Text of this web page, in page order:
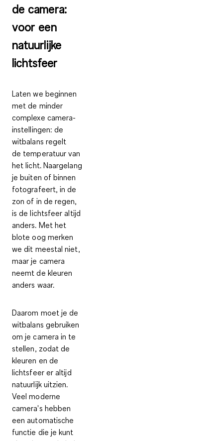
de camera:
voor een
natuurlijke
lichtsfeer
Laten we beginnen
met de minder
complexe camera-
instellingen: de
witbalans regelt
de temperatuur van
het licht. Naargelang
je buiten of binnen
fotografeert, in de
zon of in de regen,
is de lichtsfeer altijd
anders. Met het
blote oog merken
we dit meestal niet,
maar je camera
neemt de kleuren
anders waar.
Daarom moet je de
witbalans gebruiken
om je camera in te
stellen, zodatde
kleuren en de
lichtsfeer er altijd
natuurlijk uitzien.
Veel moderne
camera's hebben
een automatische
functie die je kunt